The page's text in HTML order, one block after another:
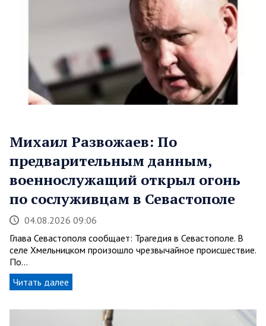
Михаил Развожаев: По
предварительным данным,
военнослужащий открыл огонь
по сослуживцам в Севастополе
04.08.2026 09:06
Глава Севастополя сообщает: Трагедия в Севастополе. В
селе Хмельницком произошло чрезвычайное происшествие.
По…
Читать далее